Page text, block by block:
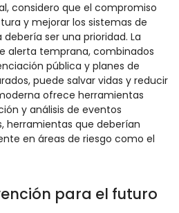
considero que el compromiso
y mejorar los sistemas de
ser una prioridad. La
alerta temprana, combinados
pública y planes de
puede salvar vidas y reducir
ofrece herramientas
y análisis de eventos
herramientas que deberían
en áreas de riesgo como el
para el futuro